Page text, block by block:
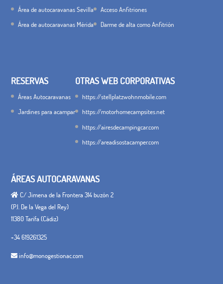
Área de autocaravanas Sevilla
Área de autocaravanas Mérida
Acceso Anfitriones
Darme de alta como Anfitrión
RESERVAS
Áreas Autocaravanas
Jardines para acampar
OTRAS WEB CORPORATIVAS
https://stellplatzwohnmobile.com
https://motorhomecampsites.net
https://airesdecampingcar.com
https://areadisostacamper.com
ÁREAS AUTOCARAVANAS
C/ Jimena de la Frontera 314 buzón 2
(P.I. De la Vega del Rey)
11380 Tarifa (Cádiz)
+34 619261325
info@monogestionac.com